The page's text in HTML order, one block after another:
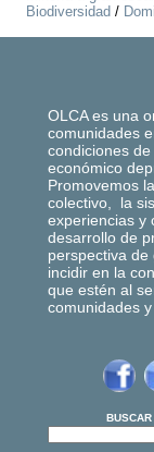
Biodiversidad /
OLCA es una
comunidades
condiciones
económico
Promovemos
colectivo, la
experiencias y
desarrollo de
perspectiva
incidir en la
que estén al
comunidades
BUSCAR